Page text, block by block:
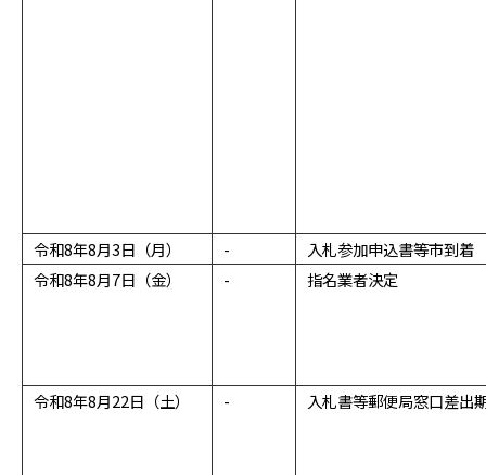
令和8年8月3日（月） -
入札参加申込書等市到着
令和8年8月7日（金）
- 指名業者決定
令和8年8月22日（土） - 入札書等郵便局窓口差出